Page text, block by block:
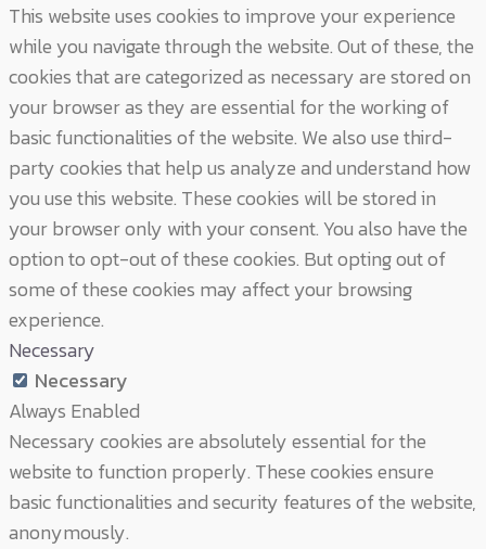
This website uses cookies to improve your experience
while you navigate through the website. Out of these, the
cookies that are categorized as necessary are stored on
your browser as they are essential for the working of
basic functionalities of the website. We also use third-
party cookies that help us analyze and understand how
you use this website. These cookies will be stored in
your browser only with your consent. You also have the
option to opt-out of these cookies. But opting out of
some of these cookies may affect your browsing
experience.
Necessary
Necessary
Always Enabled
Necessary cookies are absolutely essential for the
website to function properly. These cookies ensure
basic functionalities and security features of the website,
anonymously.